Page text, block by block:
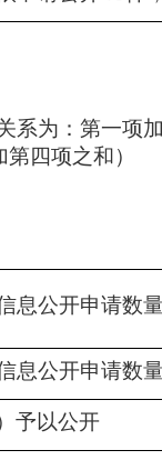
系为：第一项
四项之和）
息公开申请数
息公开申请数
予以公开